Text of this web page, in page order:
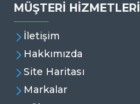
MÜŞTERI HIZMETLERI
İletişim
Hakkımızda
Site Haritası
Markalar